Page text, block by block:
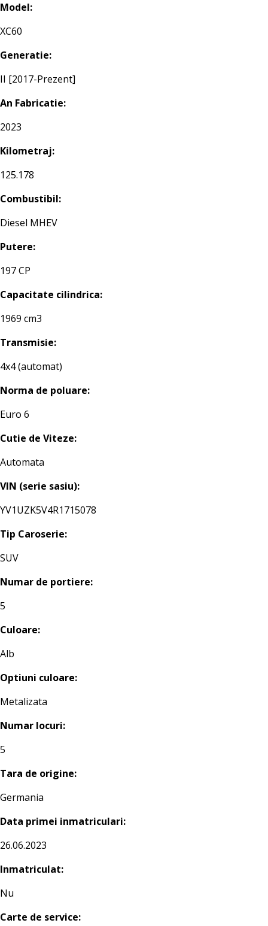
Model:
XC60
Generatie:
II [2017-Prezent]
An Fabricatie:
2023
Kilometraj:
125.178
Combustibil:
Diesel MHEV
Putere:
197 CP
Capacitate cilindrica:
1969 cm3
Transmisie:
4x4 (automat)
Norma de poluare:
Euro 6
Cutie de Viteze:
Automata
VIN (serie sasiu):
YV1UZK5V4R1715078
Tip Caroserie:
SUV
Numar de portiere:
5
Culoare:
Alb
Optiuni culoare:
Metalizata
Numar locuri:
5
Tara de origine:
Germania
Data primei inmatriculari:
26.06.2023
Inmatriculat:
Nu
Carte de service: